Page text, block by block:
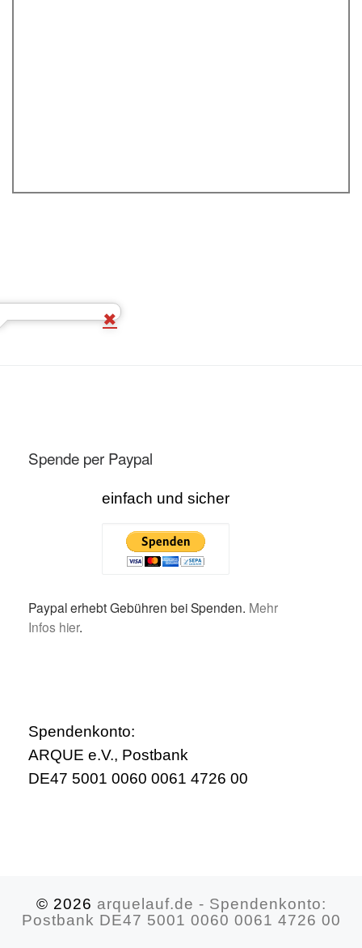
Spende per Paypal
einfach und sicher
Paypal erhebt Gebühren bei Spenden. Mehr
Infos hier.
Spendenkonto:
ARQUE e.V., Postbank
DE47 5001 0060 0061 4726 00
© 2026 arquelauf.de - Spendenkonto:
Postbank DE47 5001 0060 0061 4726 00